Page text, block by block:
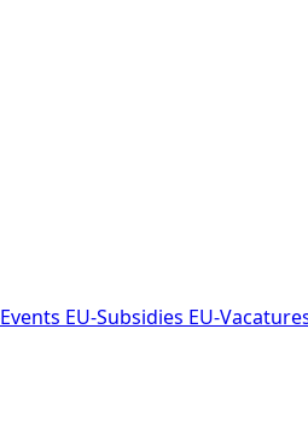
EU-Subsidies EU-